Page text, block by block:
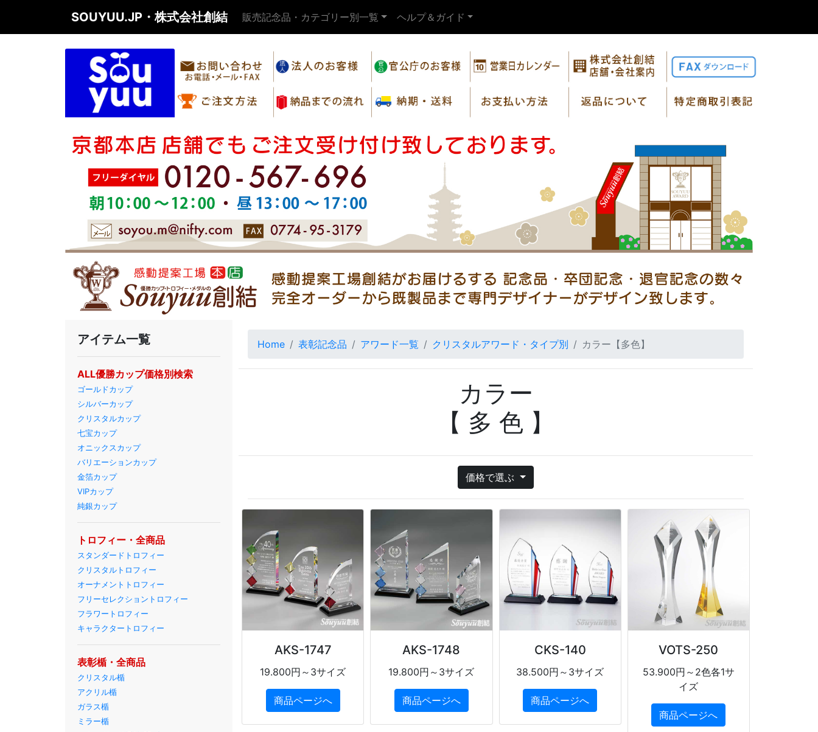
SOUYUU.JP・株式会社創結 販売記念品・カテゴリー別一覧 ヘルプ＆ガイド
アイテム一覧
ALL優勝カップ価格別検索
ゴールドカップ
シルバーカップ
クリスタルカップ
七宝カップ
オニックスカップ
バリエーションカップ
金箔カップ
VIPカップ
純銀カップ
トロフィー・全商品
スタンダードトロフィー
クリスタルトロフィー
オーナメントトロフィー
フリーセレクショントロフィー
フラワートロフィー
キャラクタートロフィー
表彰楯・全商品
クリスタル楯
アクリル楯
ガラス楯
ミラー楯
Home 表彰記念品 アワード一覧 クリスタルアワード・タイプ別 カラー【多色】
カラー
【 多 色 】
価格で選ぶ
AKS-1747
19.800円～3サイズ
商品ページへ
AKS-1748
19.800円～3サイズ
商品ページへ
CKS-140
38.500円～3サイズ
商品ページへ
VOTS-250
53.900円～2色各1サ
イズ
商品ページへ